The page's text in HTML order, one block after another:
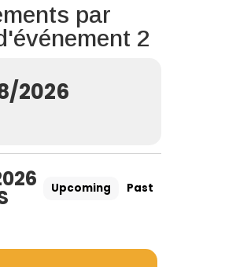
par
2
2026
Upcoming Past